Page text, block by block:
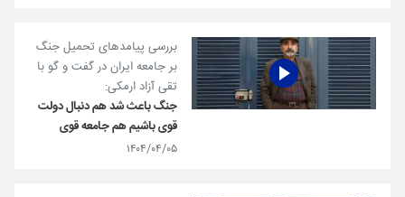
بررسی پیامدهای تحمیل جنگ
بر جامعه ایران در گفت و گو با
تقی آزاد ارمکی:
جنگ باعث شد هم دنبال دولت
قوی باشیم هم جامعه قوی
۱۴۰۴/۰۴/۰۵